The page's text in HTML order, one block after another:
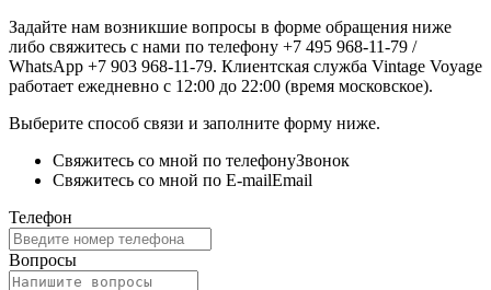
Задайте нам возникшие вопросы в форме обращения ниже
либо свяжитесь с нами по телефону +7 495 968-11-79 /
WhatsApp +7 903 968-11-79. Клиентская служба Vintage Voyage
работает ежедневно с 12:00 до 22:00 (время московское).
Выберите способ связи и заполните форму ниже.
Свяжитесь со мной по телефонуЗвонок
Свяжитесь со мной по E-mailEmail
Телефон
Вопросы